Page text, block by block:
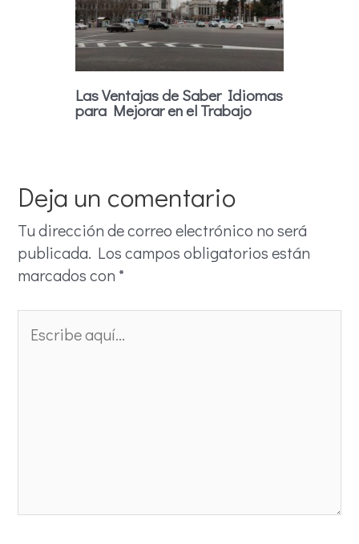
Las Ventajas de Saber Idiomas
para Mejorar en el Trabajo
Deja un comentario
Tu dirección de correo electrónico no será
publicada. Los campos obligatorios están
marcados con *
aquí...